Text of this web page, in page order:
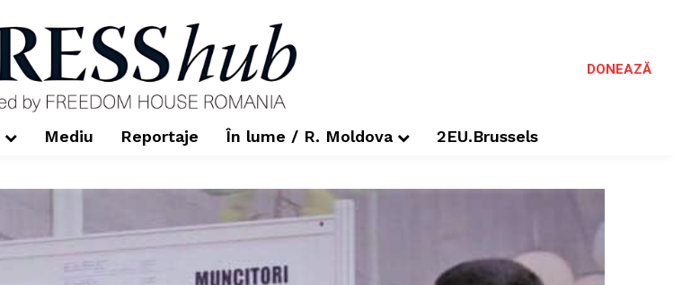
DONEAZĂ
Mediu Reportaje În lume / R. Moldova 2EU.Brussels